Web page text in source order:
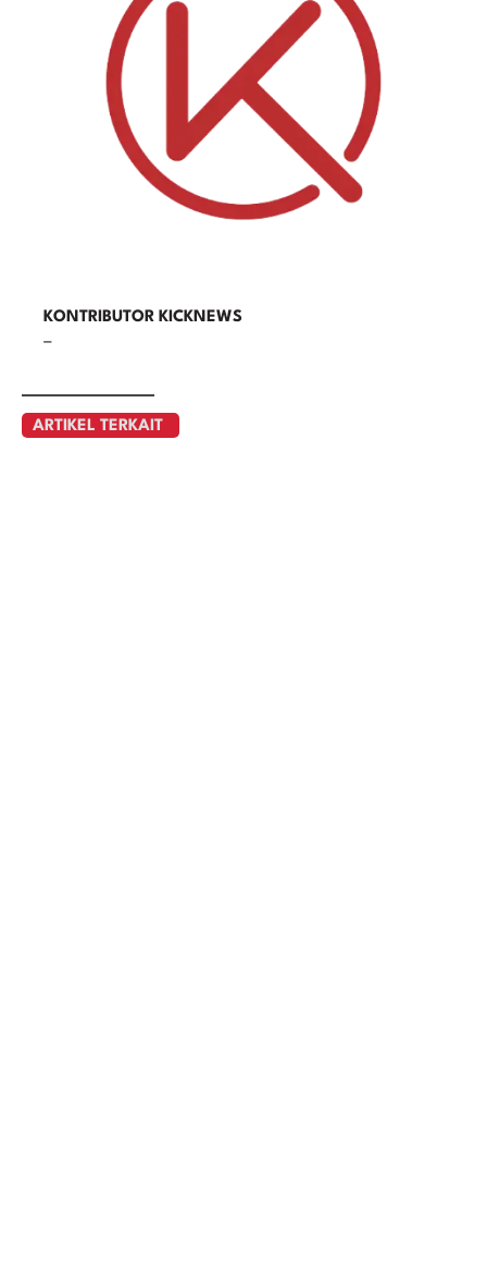
KONTRIBUTOR KICKNEWS
–
ARTIKEL TERKAIT